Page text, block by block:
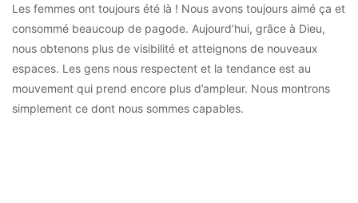
Les femmes ont toujours été là ! Nous avons toujours aimé ça et
consommé beaucoup de pagode. Aujourd’hui, grâce à Dieu,
nous obtenons plus de visibilité et atteignons de nouveaux
espaces. Les gens nous respectent et la tendance est au
mouvement qui prend encore plus d’ampleur. Nous montrons
simplement ce dont nous sommes capables.